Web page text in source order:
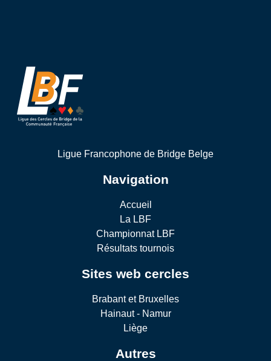
Ligue Francophone de Bridge Belge
Navigation
Accueil
La LBF
Championnat LBF
Résultats tournois
Sites web cercles
Brabant et Bruxelles
Hainaut - Namur
Liège
Autres